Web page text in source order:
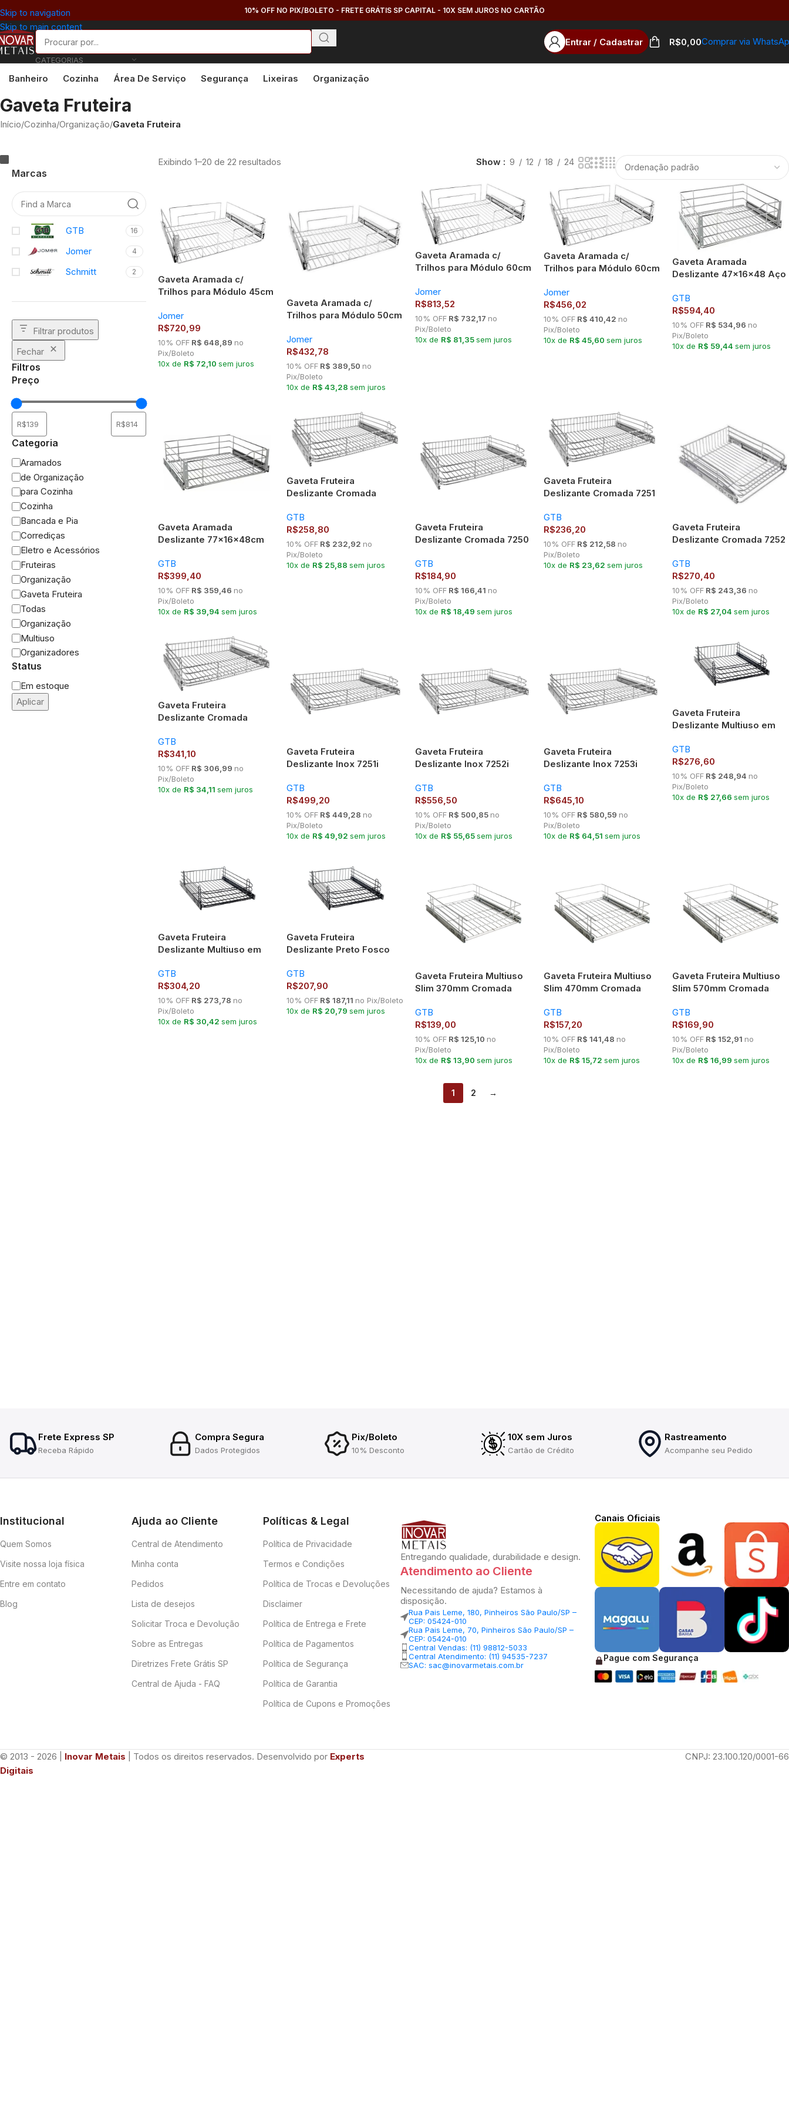
Skip to navigation
Skip to main content
10% OFF NO PIX/BOLETO - FRETE GRÁTIS SP CAPITAL - 10X SEM JUROS NO CARTÃO
CATEGORIAS
Entrar / Cadastrar R$0,00Comprar via
Banheiro Cozinha Área De Serviço Segurança Lixeiras Organização
Gaveta Fruteira
Início/Cozinha/Organização/Gaveta Fruteira
Marcas
GTB 16
Jomer 4
Schmitt 2
Filtrar produtos
Fechar
Filtros
Preço
Categoria
Aramados
de Organização
para Cozinha
Cozinha
Bancada e Pia
Corrediças
Eletro e Acessórios
Fruteiras
Organização
Gaveta Fruteira
Todas
Organização
Multiuso
Organizadores
Status
Em estoque
Aplicar
Exibindo 1–20 de 22 resultados Show 9 12 18 24
Gaveta Aramada c/
Trilhos para Módulo 45cm
Jomer
R$720,99
10% OFFR$ 648,89 no
Pix/Boleto
10x de R$ 72,10 sem juros
Gaveta Aramada c/
Trilhos para Módulo 50cm
Jomer
R$432,78
10% OFFR$ 389,50 no
Pix/Boleto
10x de R$ 43,28 sem juros
Gaveta Aramada c/
Trilhos para Módulo 60cm
Jomer
R$813,52
10% OFFR$ 732,17 no
Pix/Boleto
10x de R$ 81,35sem juros
Gaveta Aramada c/
Trilhos para Módulo 60cm
Jomer
R$456,02
10% OFFR$ 410,42 no
Pix/Boleto
10x de R$ 45,60 sem juros
Gaveta Aramada
Deslizante 47x16x48 Aço
GTB
R$594,40
10% OFFR$ 534,96 no
Pix/Boleto
10x de R$ 59,44 sem juros
Gaveta Aramada
Deslizante 77x16x48cm
GTB
R$399,40
10% OFFR$ 359,46 no
Pix/Boleto
10x de R$ 39,94 sem juros
Gaveta Fruteira
Deslizante Cromada
700mm 7253
GTB
R$258,80
10% OFFR$ 232,92 no
Pix/Boleto
10x de R$ 25,88 sem juros
Gaveta Fruteira
Deslizante Cromada 7250
GTB
R$184,90
10% OFFR$ 166,41 no
Pix/Boleto
10x de R$ 18,49 sem juros
Gaveta Fruteira
Deslizante Cromada 7251
GTB
R$236,20
10% OFFR$ 212,58 no
Pix/Boleto
10x de R$ 23,62 sem juros
Gaveta Fruteira
Deslizante Cromada 7252
GTB
R$270,40
10% OFFR$ 243,36 no
Pix/Boleto
10x de R$ 27,04 sem juros
Gaveta Fruteira
Deslizante Cromada
800mm 7254
GTB
R$341,10
10% OFFR$ 306,99 no
Pix/Boleto
10x de R$ 34,11 sem juros
Gaveta Fruteira
Deslizante Inox 7251i
GTB
R$499,20
10% OFFR$ 449,28 no
Pix/Boleto
10x de R$ 49,92 sem juros
Gaveta Fruteira
Deslizante Inox 7252i
GTB
R$556,50
10% OFFR$ 500,85 no
Pix/Boleto
10x de R$ 55,65sem juros
Gaveta Fruteira
Deslizante Inox 7253i
GTB
R$645,10
10% OFFR$ 580,59 no
Pix/Boleto
10x de R$ 64,51 sem juros
Gaveta Fruteira
Deslizante Multiuso em
7253
GTB
R$276,60
10% OFFR$ 248,94 no
Pix/Boleto
10x de R$ 27,66 sem juros
Gaveta Fruteira
Deslizante Multiuso em
GTB
R$304,20
10% OFFR$ 273,78 no
Pix/Boleto
10x de R$ 30,42 sem juros
Gaveta Fruteira
Deslizante Preto Fosco
400mm
GTB
R$207,90
10% OFFR$ 187,11 no Pix/Boleto
10x de R$ 20,79 sem juros
Gaveta Fruteira Multiuso
Slim 370mm Cromada
GTB
R$139,00
10% OFFR$ 125,10 no
Pix/Boleto
10x de R$ 13,90 sem juros
Gaveta Fruteira Multiuso
Slim 470mm Cromada
GTB
R$157,20
10% OFFR$ 141,48 no
Pix/Boleto
10x de R$ 15,72 sem juros
Gaveta Fruteira Multiuso
Slim 570mm Cromada
GTB
R$169,90
10% OFFR$ 152,91 no
Pix/Boleto
10x de R$ 16,99 sem juros
1 2 →
Frete Express SP
Receba Rápido
Compra Segura
Dados Protegidos
Pix/Boleto
10% Desconto
10X sem Juros
Cartão de Crédito
Rastreamento
Acompanhe seu Pedido
Institucional
Quem Somos
Visite nossa loja física
Entre em contato
Blog
Ajuda ao Cliente
Central de Atendimento
Minha conta
Pedidos
Lista de desejos
Solicitar Troca e Devolução
Sobre as Entregas
Diretrizes Frete Grátis SP
Central de Ajuda - FAQ
Políticas & Legal
Política de Privacidade
Termos e Condições
Política de Trocas e Devoluções
Disclaimer
Política de Entrega e Frete
Política de Pagamentos
Política de Segurança
Política de Garantia
Política de Cupons e Promoções
Entregando qualidade, durabilidade e design.
Atendimento ao Cliente
Necessitando de ajuda? Estamos à
disposição.
Rua Pais Leme, 180, Pinheiros São Paulo/SP –
CEP: 05424-010
Rua Pais Leme, 70, Pinheiros São Paulo/SP –
CEP: 05424-010
Central Vendas: (11) 98812-5033
Central Atendimento: (11) 94535-7237
SAC: sac@inovarmetais.com.br
Canais Oficiais
Pague com Segurança
© 2013 - 2026 | Inovar Metais | Todos os direitos reservados. Desenvolvido por Experts
Digitais
CNPJ: 23.100.120/0001-66